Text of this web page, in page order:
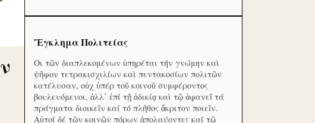
Ἔγκλημα Πολιτείας
Οι τῶν διαπλεκομένων ὑπηρέται τήν γνώμην καὶ
ψῆφον τετρακισχιλίων καὶ πεντακοσίων πολιτῶν
κατέλυσαν, οὐχ ὑπέρ τοῦ κοινοῦ συμφέροντος
βουλευόμενοι, ἀλλ᾽ ἐπί τῇ ἀδικίᾳ καὶ τῷ ἀφανεῖ τά
πράγματα διοικεῖν καί τό πλῆθος ἄκριτον ποιεῖν.
Αὐτοί δέ τῶν κοινῶν πόρων ἀπολαύοντες καί τῷ